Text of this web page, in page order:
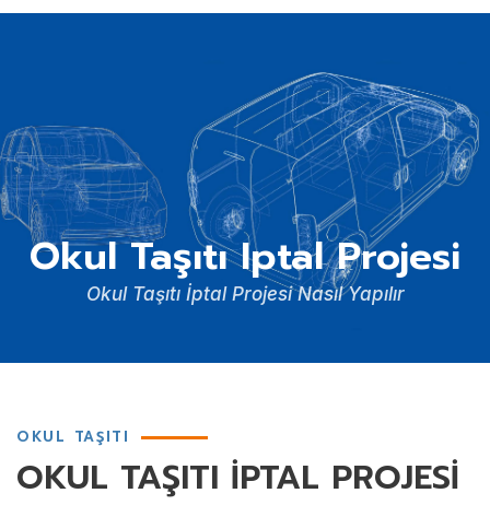
Okul Taşıtı Iptal Projesi
Okul Taşıtı İptal Projesi Nasıl Yapılır
OKUL TAŞITI
OKUL TAŞITI İPTAL PROJESİ